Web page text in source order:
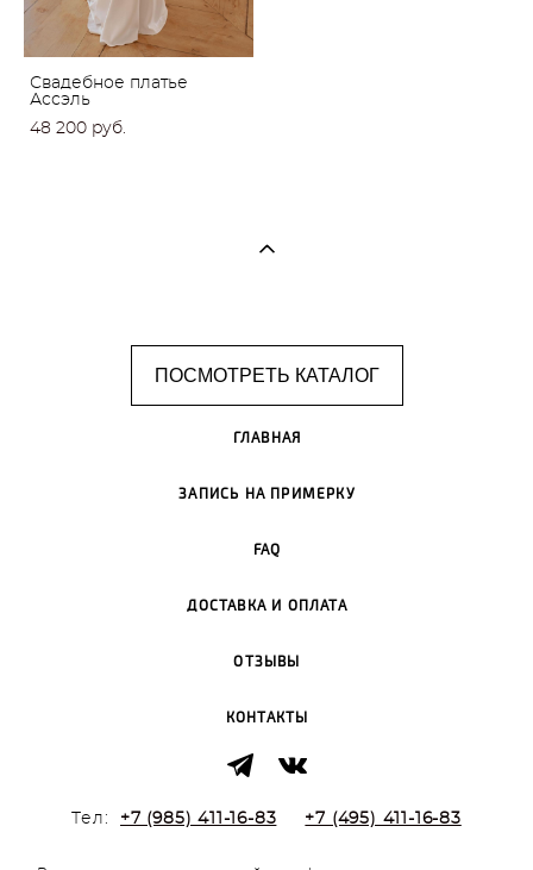
Свадебное платье
Ассэль
48 200 pуб.
ПОСМОТРЕТЬ КАТАЛОГ
ГЛАВНАЯ
ЗАПИСЬ НА ПРИМЕРКУ
FAQ
ДОСТАВКА И ОПЛАТА
ОТЗЫВЫ
КОНТАКТЫ
Тел: +7 (985) 411-16-83 +7 (495) 411-16-83